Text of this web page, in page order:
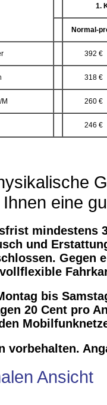
1.
Normal-
392 €
318 €
M 260 €
246 €
eine
mindestens 3
und
Gegen
bis
20 Cent pro
vorbehalten.
Ansicht